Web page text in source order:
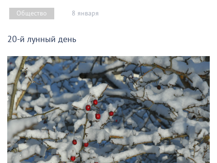
Общество 8 января
20-й лунный день